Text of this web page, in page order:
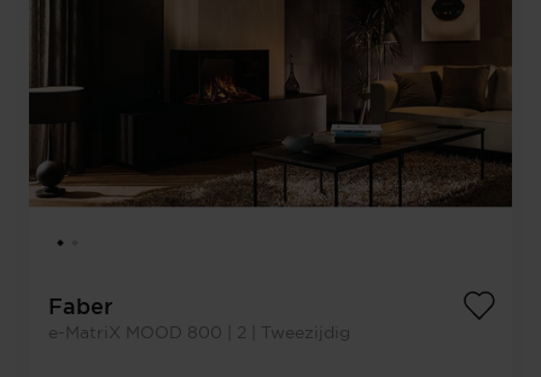
Faber
e-MatriX MOOD 800 | 2 | Tweezijdig